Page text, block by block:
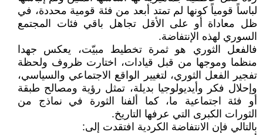
لباساً قومياً كونها لم تمتد أبعد من فئة قومية محددة، في
ظل معاداة أو على الأقل تجاهل باقي فئات المجتمع
السوري لهذه الإنتفاضة.
فالفعل الثوري هو ثمرة تخطيط مبيّت، يعكس جهدا
منظما وموجها من قبل قيادات، اختارت ظروف ولحظة
تفجير الفعل الثوري، لتغيير الواقع الاجتماعي والسياسي،
وإحلال فكر وأيديولوجيا بديلة، تمثل رؤية ومصالح طبقة
أو فئة اجتماعية ما، كما ألفنا الثورة في نماذج من
الثورات الكبرى التي عرفها التاريخ.
بالتالي فإن الانتفاضة الكردية افتقدت إلى: